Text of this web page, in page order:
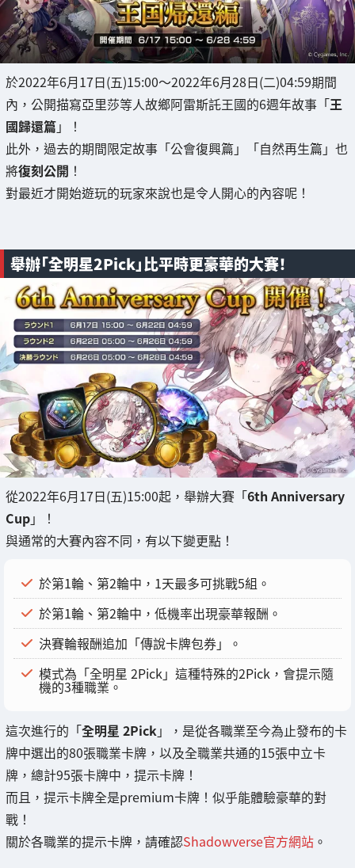
於2022年6月17日(五)15:00～2022年6月28日(二)04:59期間
內，公開描寫亞里莎等人故鄉阿雷斯託王國的6週年故事「王
國歸還篇」！
此外，過去的期間限定故事「公會復興篇」「自然再生篇」也
將復刻公開 ！
對最近才開始遊玩的玩家來說也是令人開心的內容呢！
舉辦「全明星2Pick」比平時更豪華的大賽！
從2022年6月17日(五)15:00起，舉辦大賽「6th Anniversary
Cup」！
與通常的大賽內容不同，有以下變更點！
於第1輪、第2輪中，1天最多可挑戰5組。
於第1輪、第2輪中，低機率出現豪華報酬。
決賽輪報酬追加「傳說卡牌包券」。
模式為「全明星 2Pick」這種特殊的2Pick，會提示隨
機的3種職業。
這次進行的「全明星 2Pick」，是從各職業至今為止發布的卡
牌中選出的80張職業卡牌，以及全職業共通的15張中立卡
牌，總計95張卡牌中，提示卡牌！
而且，提示卡牌全是premium卡牌！似乎能體驗豪華的對
戰！
關於各職業的提示卡牌，請確認Shadowverse官方網站 。